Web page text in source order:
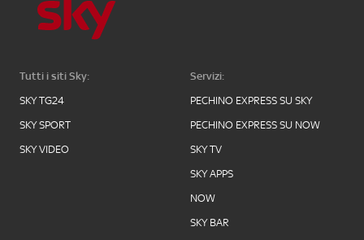
Tutti i siti Sky:
SKY TG24
SKY SPORT
SKY VIDEO
Servizi:
PECHINO EXPRESS SU SKY
PECHINO EXPRESS SU NOW
SKY TV
SKY APPS
NOW
SKY BAR